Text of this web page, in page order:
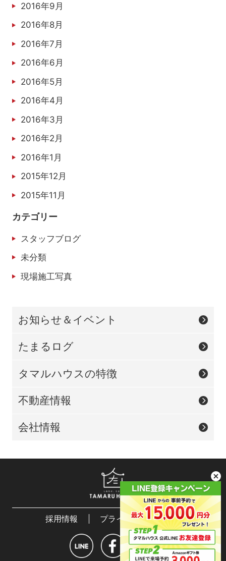
2016年9月
2016年8月
2016年7月
2016年6月
2016年5月
2016年4月
2016年3月
2016年2月
2016年1月
2015年12月
2015年11月
カテゴリー
スタッフブログ
未分類
現場施工写真
お知らせ＆イベント
たまるログ
タマルハウスの特徴
不動産情報
会社情報
採用情報 プライバシーポリシー